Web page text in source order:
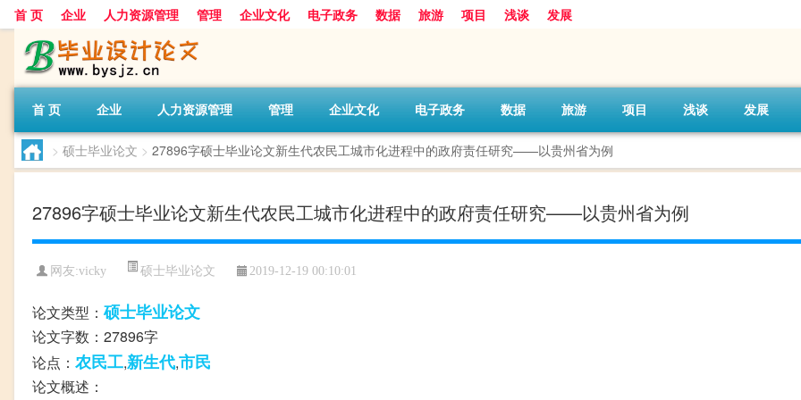
首 页 企业 人力资源管理 管理 企业文化 电子政务 数据 旅游 项目 浅谈 发展
首 页 企业 人力资源管理 管理 企业文化 电子政务 数据 旅游 项目 浅谈 发展
> 硕士毕业论文 > 27896字硕士毕业论文新生代农民工城市化进程中的政府责任研究——以贵州省为例
27896字硕士毕业论文新生代农民工城市化进程中的政府责任研究——以贵州省为例
网友:vicky 硕士毕业论文 2019-12-19 00:10:01
论文类型：硕士毕业论文
论文字数：27896字
论点： 农民工,新生代,市民
论文概述：